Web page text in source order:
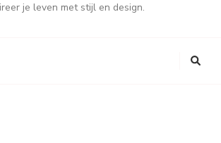
je leven met stijl en design.